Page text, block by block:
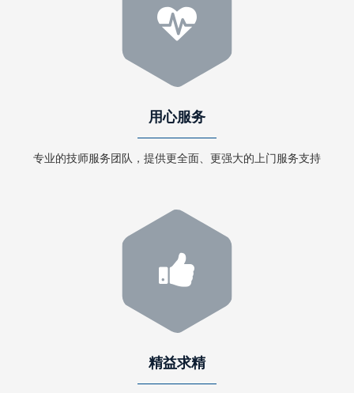
用心服务
专业的技师服务团队，提供更全面、更强大的上门服务支持
精益求精